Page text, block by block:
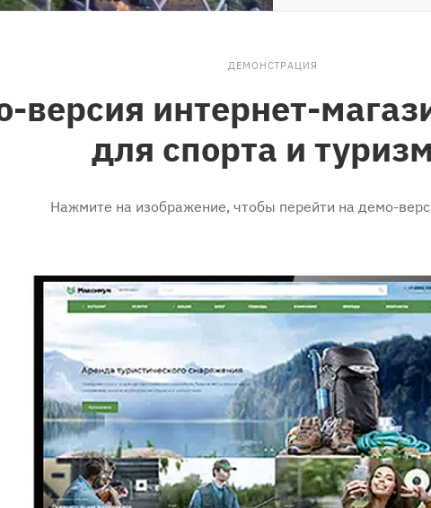
ДЕМОНСТРАЦИЯ
версия интернет-
для спорта и
Нажмите на изображение, чтобы перейти на демо-